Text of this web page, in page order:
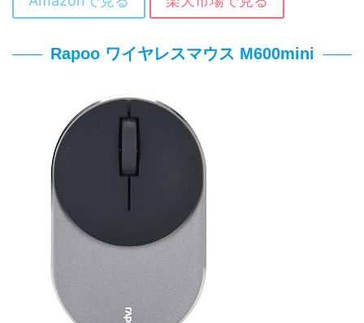
Rapoo ワイヤレスマウス M600mini